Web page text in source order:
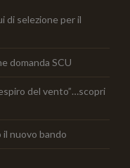
di selezione per il
domanda SCU
del vento”…scopri
il nuovo bando